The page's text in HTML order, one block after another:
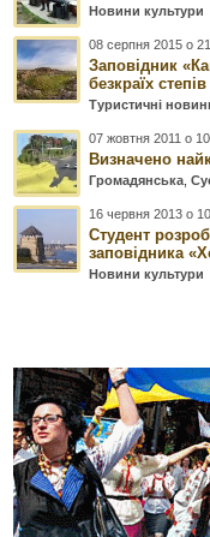
Новини культури
08 серпня 2015 о
Заповідник
безкраїх
Туристичні
07 жовтня 2011 о
Визначено
Громадянська ,
16 червня 2013 о
Студент
заповідника
Новини культури